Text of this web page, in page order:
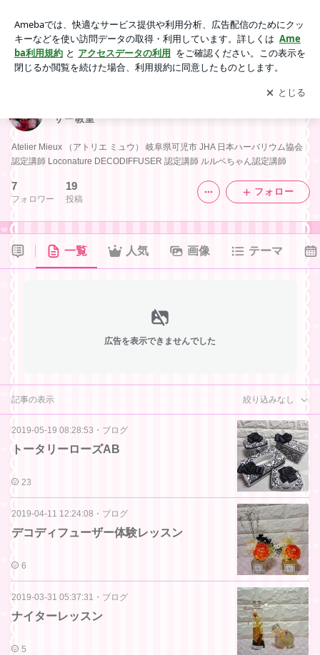
アプリをダウンロードして ブログの更新通知
を受け取りまし
ょう。
開く
ザー教室
Atelier Mieux （アトリエ ミュウ） 岐阜県可児市 JHA 日本ハーバリウム協会
認定講師 Loconature DECODIFFUSER 認定講師 ルルベちゃん認定講師
7
フォロワー
19
投稿
フォロー
一覧 人気 画像 テーマ
広告を表示できませんでした
記事の表示 絞り込みなし
2019-05-19 08:28:53 ・ ブログ
トータリーローズAB
23
2019-04-11 12:24:08 ・ ブログ
デコディフューザー体験レッスン
6
2019-03-31 05:37:31 ・ ブログ
ナイターレッスン
5